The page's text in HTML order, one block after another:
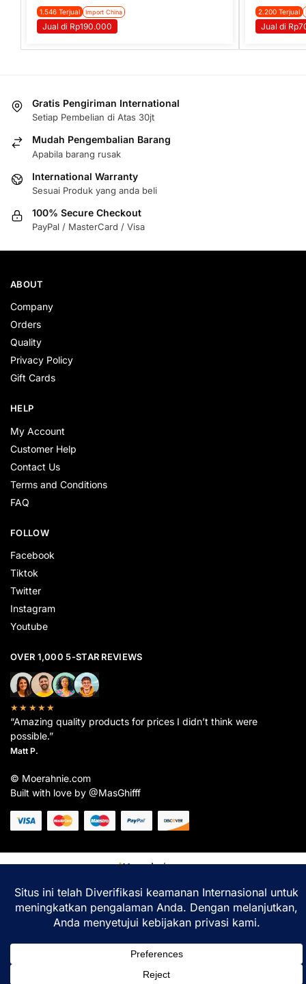
1.546 Terjual Import China
Jual di Rp190.000
2.200 Terjual
Jual di
Gratis Pengiriman International
Setiap Pembelian di Atas 30jt
Mudah Pengembalian Barang
Apabila barang rusak
International Warranty
Sesuai Produk yang anda beli
100% Secure Checkout
PayPal / MasterCard / Visa
ABOUT
Company
Orders
Quality
Privacy Policy
Gift Cards
HELP
My Account
Customer Help
Contact Us
Terms and Conditions
FAQ
FOLLOW
Facebook
Tiktok
Twitter
Instagram
Youtube
OVER 1,000 5-STAR REVIEWS
★★★★★
“Amazing quality products for prices I didn’t think were
possible.”
Matt P.
© Moerahnie.com
Built with love by @MasGhifff
Moerahnie.com
pengalaman belanja terbaik Anda.